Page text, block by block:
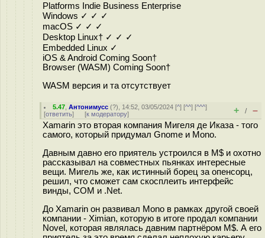
Platforms Indie Business Enterprise
Windows ✓ ✓ ✓
macOS ✓ ✓ ✓
Desktop Linux† ✓ ✓ ✓
Embedded Linux ✓
iOS & Android Coming Soon†
Browser (WASM) Coming Soon†
WASM версия и та отсутствует
5.47 ,Антонимусс (?), 14:52, 03/05/2024 [^] [^^] [^^^]
[ответить] [к модератору] + / –
Xamarin это вторая компания Мигеля де Иказа - того
самого, который придумал Gnome и Mono.
Давным давно его приятель устроился в M$ и охотно
рассказывал на совместных пьянках интересные
вещи. Мигель же, как истинный борец за опенсорц,
решил, что сможет сам скосплеить интерфейс
винды, COM и .Net.
До Xamarin он развивал Mono в рамках другой своей
компании - Ximian, которую в итоге продал компании
Novel, которая являлась давним партнёром M$. А его